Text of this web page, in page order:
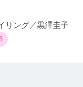
リング／黒澤圭子